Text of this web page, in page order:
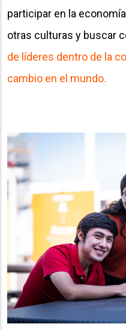
participar en la
otras culturas y buscar
de líderes dentro de la
cambio en el mundo.